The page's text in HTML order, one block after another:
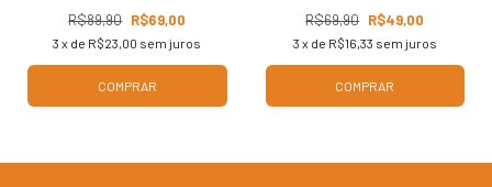
R$89,90 R$69,00
3 x de R$23,00 sem juros
COMPRAR
R$69,90 R$49,00
3 x de R$16,33 sem juros
COMPRAR